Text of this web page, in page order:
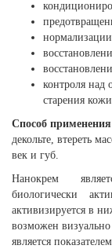
нормализации
контроля над
старения
Способ
декольте, втереть
век и губ.
Нанокрем
биологически
активизируется в
возможен
является